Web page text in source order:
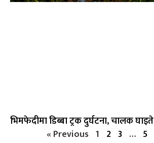
भिमफेदीमा डिब्बा ट्रक दुर्घटना, चालक घाइते
« Previous 1 2 3 … 5